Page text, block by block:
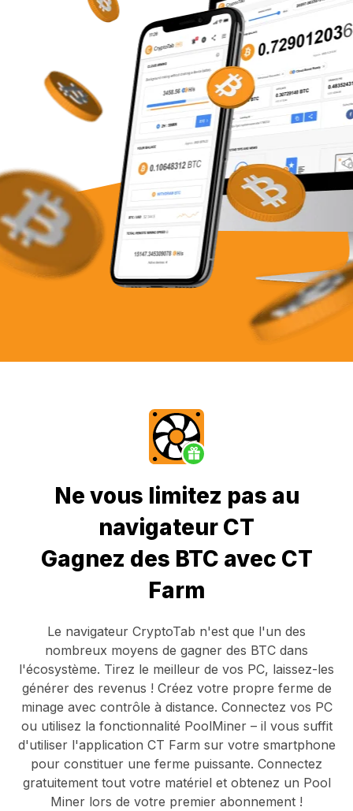
Ne vous limitez pas au
navigateur CT
Gagnez des BTC avec CT
Farm
Le navigateur CryptoTab n'est que l'un des
nombreux moyens de gagner des BTC dans
l'écosystème. Tirez le meilleur de vos PC, laissez-les
générer des revenus ! Créez votre propre ferme de
minage avec contrôle à distance. Connectez vos PC
ou utilisez la fonctionnalité PoolMiner– il vous suffit
d'utiliser l'application CT Farm sur votre smartphone
pour constituer une ferme puissante. Connectez
gratuitement tout votre matériel et obtenez un Pool
Miner lors de votre premier abonnement !